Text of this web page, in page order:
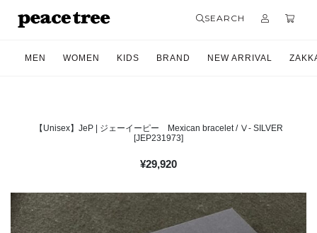
SEARCH
MEN WOMEN KIDS BRAND NEW ARRIVAL
【Unisex】JeP | ジェーイーピー Mexican bracelet / Ⅴ- SILVER
[JEP231973]
¥29,920